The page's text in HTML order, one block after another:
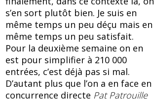
s’en sort plutôt bien. Je suis en
même temps un peu déçu mais en
même temps un peu satisfait.
Pour la deuxième semaine on en
est pour simplifier à 210 000
entrées, c’est déjà pas si mal.
D’autant plus que l’on a en face en
concurrence directe Pat Patrouille